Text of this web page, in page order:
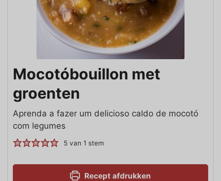
Mocotóbouillon met
groenten
Aprenda a fazer um delicioso caldo de mocotó
com legumes
5 van 1 stem
Recept afdrukken